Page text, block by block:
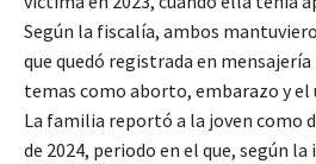
Según la fiscalía, ambos
que quedó registrada en
temas como aborto, embarazo y el
La familia reportó a la joven como
de 2024, periodo en el que, según